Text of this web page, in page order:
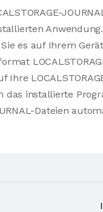
es auf Ihrem
das installierte
Dateien